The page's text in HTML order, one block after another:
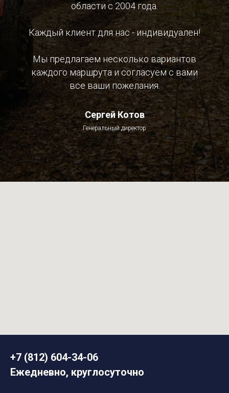
области с 2004 года.
Каждый клиент для нас - индивидуален!
Мы предлагаем несколько вариантов
каждого маршрута и согласуем с вами
все ваши пожелания.
Сергей Котов
Генеральный директор
+7 (812) 604-34-06
Ежедневно, круглосуточно